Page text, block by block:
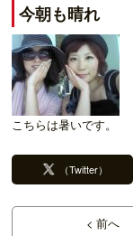
今朝も晴れ
こちらは暑いです。
（Twitter）
< 前へ